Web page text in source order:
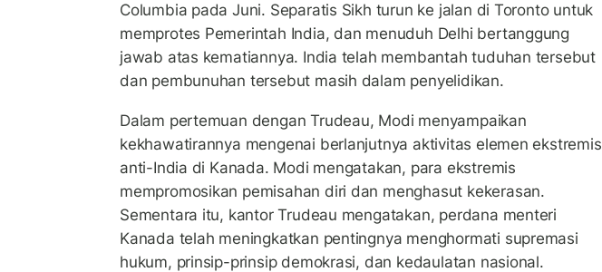
Columbia pada Juni. Separatis Sikh turun ke jalan di Toronto untuk
memprotes Pemerintah India, dan menuduh Delhi bertanggung
jawab atas kematiannya. India telah membantah tuduhan tersebut
dan pembunuhan tersebut masih dalam penyelidikan.
Dalam pertemuan dengan Trudeau, Modi menyampaikan
kekhawatirannya mengenai berlanjutnya aktivitas elemen ekstremis
anti-India di Kanada. Modi mengatakan, para ekstremis
mempromosikan pemisahan diri dan menghasut kekerasan.
Sementara itu, kantor Trudeau mengatakan, perdana menteri
Kanada telah meningkatkan pentingnya menghormati supremasi
hukum, prinsip-prinsip demokrasi, dan kedaulatan nasional.